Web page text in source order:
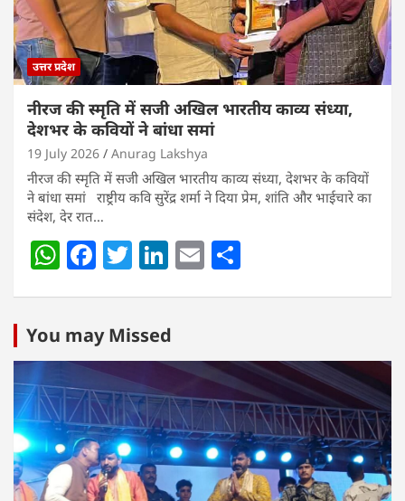
उत्तर प्रदेश
नीरज की स्मृति में सजी अखिल भारतीय काव्य संध्या,
देशभर के कवियों ने बांधा समां
19 July 2026 Anurag Lakshya
नीरज की स्मृति में सजी अखिल भारतीय काव्य संध्या, देशभर के कवियों
ने बांधा समां राष्ट्रीय कवि सुरेंद्र शर्मा ने दिया प्रेम, शांति और भाईचारे का
संदेश, देर रात…
W
s
A
p
p
F
e
b
o
o
k
T
er
Li
e
dI
n
E
You may Missed